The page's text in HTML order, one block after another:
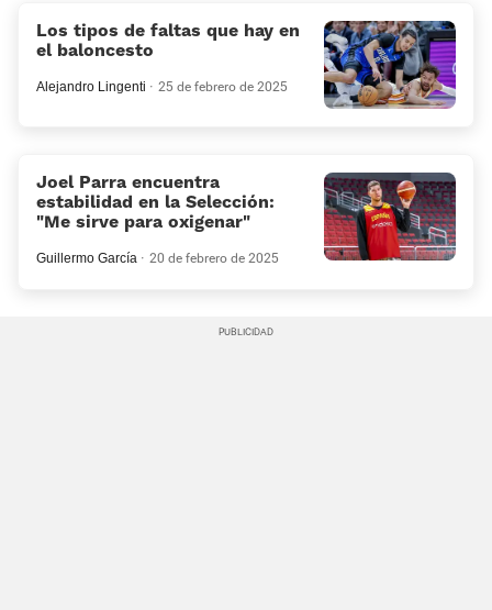
Los tipos de faltas que hay en
el baloncesto
Alejandro Lingenti 25 de febrero de 2025
Joel Parra encuentra
estabilidad en la Selección:
“Me sirve para oxigenar”
Guillermo García 20 de febrero de 2025